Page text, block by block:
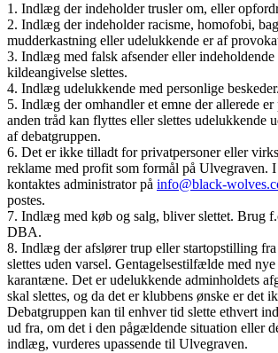
1. Indlæg der indeholder trusler om, eller
2. Indlæg der indeholder racisme, homofobi,
mudderkastning eller udelukkende er af
3. Indlæg med falsk afsender eller indeholdende
kildeangivelse slettes.
4. Indlæg udelukkende med personlige
5. Indlæg der omhandler et emne der allerede er
anden tråd kan flyttes eller slettes udelukkende
af debatgruppen.
6. Det er ikke tilladt for privatpersoner eller
reklame med profit som formål på
kontaktes administrator på info@black-
postes.
7. Indlæg med køb og salg, bliver slettet. Brug
DBA.
8. Indlæg der afslører trup eller startopstilling
slettes uden varsel. Gentagelsestilfælde med
karantæne. Det er udelukkende adminholdets
skal slettes, og da det er klubbens ønske er det
Debatgruppen kan til enhver tid slette ethvert
ud fra, om det i den pågældende situation eller
indlæg, vurderes upassende til Ulvegraven.